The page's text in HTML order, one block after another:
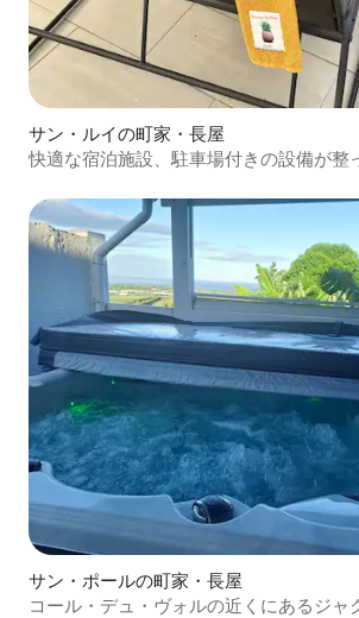
サン・ルイの町家・長屋
快適な宿泊施設、駐車場付きの設備が整
サン・ポールの町家・長屋
コール・デュ・ヴォルの近くにあるジャ